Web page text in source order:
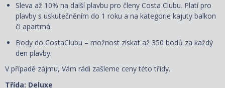
Sleva až 10% na další plavbu pro členy Costa Clubu. Platí pro
plavby s uskutečněním do 1 roku a na kategorie kajuty balkon
či apartmá.
Body do CostaClubu – možnost získat až 350 bodů za každý
den plavby.
V případě zájmu, Vám rádi zašleme ceny této třídy.
Třída: Deluxe